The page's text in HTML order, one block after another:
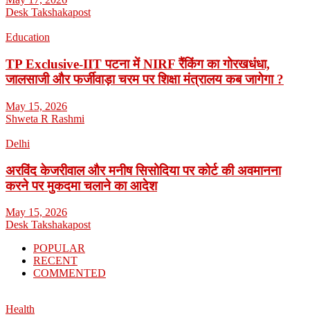
Desk Takshakapost
Education
TP Exclusive-IIT पटना में NIRF रैंकिंग का गोरखधंधा,
जालसाजी और फर्जीवाड़ा चरम पर शिक्षा मंत्रालय कब जागेगा ?
May 15, 2026
Shweta R Rashmi
Delhi
अरविंद केजरीवाल और मनीष सिसोदिया पर कोर्ट की अवमानना
करने पर मुकदमा चलाने का आदेश
May 15, 2026
Desk Takshakapost
POPULAR
RECENT
COMMENTED
Health